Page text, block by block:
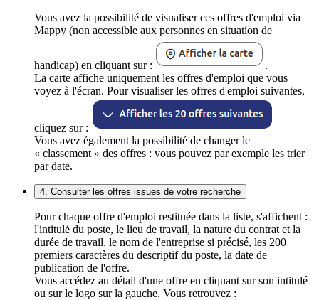
Vous avez la possibilité de visualiser ces offres d'emploi via
Mappy (non accessible aux personnes en situation de
handicap) en cliquant sur :
.
La carte affiche uniquement les offres d'emploi que vous
voyez à l'écran. Pour visualiser les offres d'emploi suivantes,
cliquez sur :
Vous avez également la possibilité de changer le
« classement » des offres : vous pouvez par exemple les trier
par date.
4. Consulter les offres issues de votre recherche
Pour chaque offre d'emploi restituée dans la liste, s'affichent :
l'intitulé du poste, le lieu de travail, la nature du contrat et la
durée de travail, le nom de l'entreprise si précisé, les 200
premiers caractères du descriptif du poste, la date de
publication de l'offre.
Vous accédez au détail d'une offre en cliquant sur son intitulé
ou sur le logo sur la gauche. Vous retrouvez :